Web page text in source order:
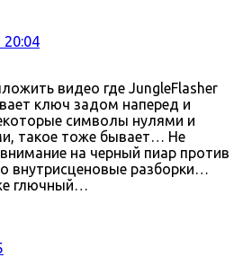
20:04
видео где JungleFlasher
ключ задом наперед и
символы нулями и
такое тоже бывает… Не
на черный пиар против
внутрисценовые разборки…
глючный…